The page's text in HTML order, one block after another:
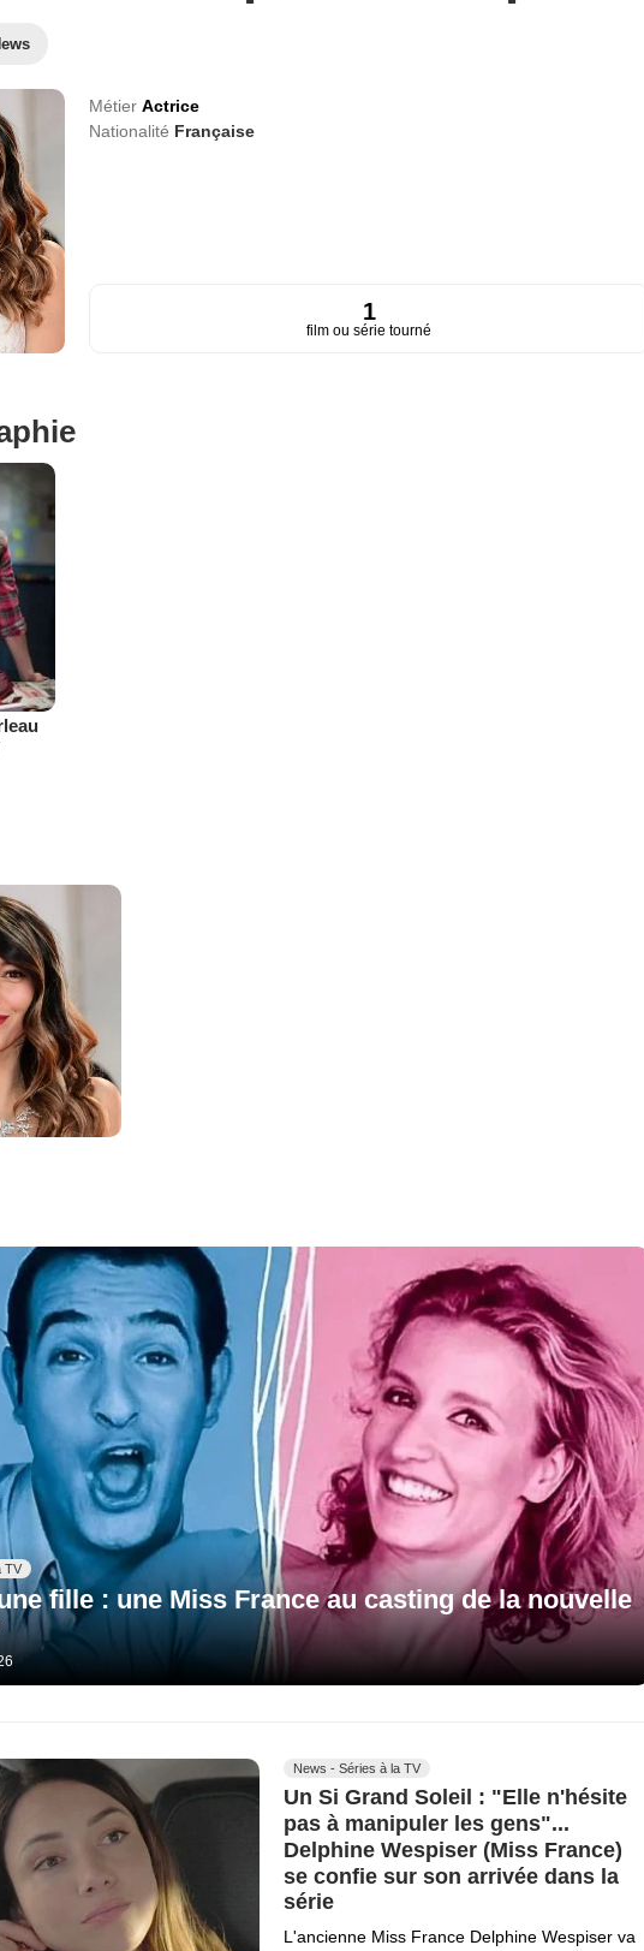
Métier Actrice
Nationalité Française
1
film ou série tourné
TV
fille : une Miss France au casting de la nouvelle
News - Séries à la TV
Un Si Grand Soleil : "Elle n'hésite
pas à manipuler les gens"...
Delphine Wespiser (Miss France)
se confie sur son arrivée dans la
série
L'ancienne Miss France Delphine Wespiser va